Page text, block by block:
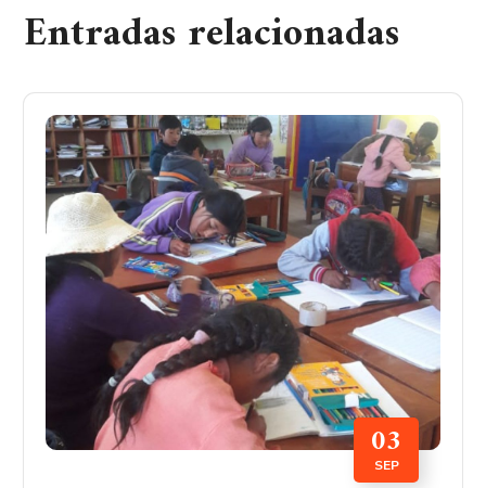
Entradas relacionadas
03
SEP